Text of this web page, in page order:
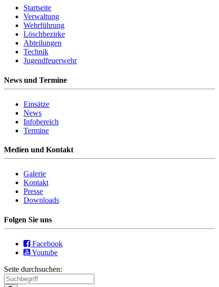
Startseite
Verwaltung
Wehrführung
Löschbezirke
Abteilungen
Technik
Jugendfeuerwehr
News und Termine
Einsätze
News
Infobereich
Termine
Medien und Kontakt
Galerie
Kontakt
Presse
Downloads
Folgen Sie uns
Facebook
Youtube
Seite durchsuchen: